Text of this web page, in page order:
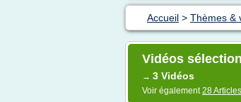
Accueil > Thèmes &
Vidéos
→ 3 Vidéos
Voir également28 Articles